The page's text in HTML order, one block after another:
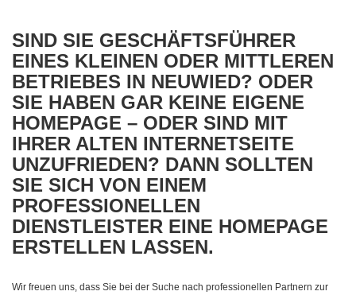
SIND SIE GESCHÄFTSFÜHRER
EINES KLEINEN ODER MITTLEREN
BETRIEBES IN NEUWIED? ODER
SIE HABEN GAR KEINE EIGENE
HOMEPAGE – ODER SIND MIT
IHRER ALTEN INTERNETSEITE
UNZUFRIEDEN? DANN SOLLTEN
SIE SICH VON EINEM
PROFESSIONELLEN
DIENSTLEISTER EINE HOMEPAGE
ERSTELLEN LASSEN.
Wir freuen uns, dass Sie bei der Suche nach professionellen Partnern zur